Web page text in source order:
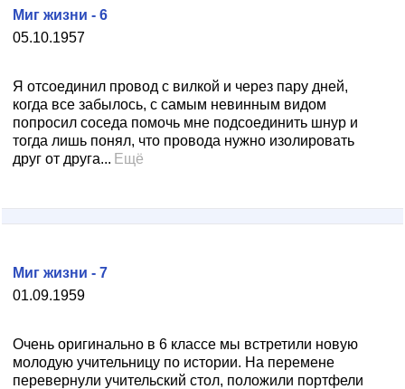
05.10.1957
Миг жизни - 6
Я отсоединил провод с вилкой и через пару дней,
когда все забылось, с самым невинным видом
попросил соседа помочь мне подсоединить шнур и
тогда лишь понял, что провода нужно изолировать
друг от друга... Ещё
01.09.1959
Миг жизни - 7
Очень оригинально в 6 классе мы встретили новую
молодую учительницу по истории. На перемене
перевернули учительский стол, положили портфели